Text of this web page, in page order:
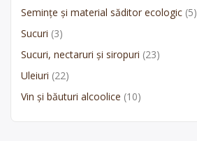
Semințe și material săditor ecologic (5)
Sucuri (3)
Sucuri, nectaruri și siropuri (23)
Uleiuri (22)
Vin și băuturi alcoolice (10)